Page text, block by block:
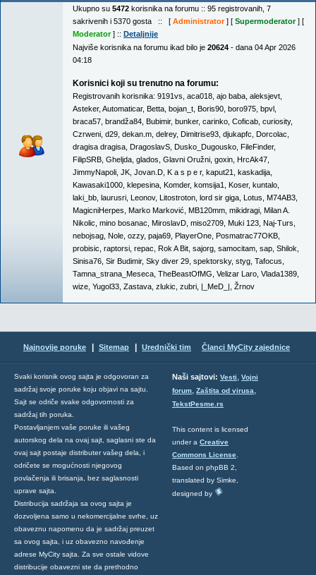
Ukupno su 5472 korisnika na forumu :: 95 registrovanih, 7
sakrivenih i 5370 gosta :: [ Administrator] [ Supermoderator] [
Moderator] :: Detaljnije
Najviše korisnika na forumu ikad bilo je 20624 - dana 04 Apr 2026
04:18
Korisnici koji su trenutno na forumu:
Registrovanih korisnika: 9191vs aca018 ajo baba aleksjevt
Asteker, Automaticar, Betta bojan_t Boris90 boro975 bpvl
braca57 brandža84 Bubimir, bunker, carinko Coficab curiosity,
Czrweni d29 dekan.m delrey, Dimitrise93 djukapfc Dorcolac
dragisa dragisa DragoslavS Dusko_Dugousko FileFinder,
FilipSRB Gheljda glados Glavni Oružni goxin HrcAk47
JimmyNapoli JK Jovan.D K a s p e r, kaput21 kaskadija
Kawasaki1000 klepesina Komder, komsija1 Koser, kuntalo
laki_bb laurusri Leonov, Litostroton lord sir giga Lotus M74AB3
MagicniHerpes Marko Marković MB120mm mikidragi Milan A.
Nikolic mino bosanac MiroslavD miso2709 Muki 123 Naj-Turs
nebojsag Nole ozzy, paja69 PlayerOne Posmatrac77OKB
probisic raptorsi repac Rok A Bit sajorg samocitam sap Shilok
Sinisa76 Sir Budimir, Sky diver 29 spektorsky, styg Tafocus
Tamna_strana_Meseca TheBeastOfMG Velizar Laro Vlada1389
wize Yugol33 Zastava zlukic zubri |_MeD_| Žrnov
Najnovije poruke Sitemap Urednički tim Članci MyCity zajednice
Svaki korisnik ovog sajta je odgovoran za
sadržaj svoje poruke koju objavi na sajtu.
Sajt se odriče svake odgovornosti za
sadržaj tih poruka.
Postavljanjem vaše poruke ili vašeg
autorskog dela na ovaj sajt, saglasni ste da
ovaj sajt postaje distributer vašeg dela, i
odričete se mogućnosti njegovog
povlačenja ili brisanja, bez saglasnosti
uprave sajta.
Distribucija sadržaja sa ovog sajta je
dozvoljena samo u nekomercijalne svrhe, uz
obaveznu napomenu da je sadržaj preuzet
sa ovog sajta, i uz obavezno navođenje
adrese MyCity sajta. Za sve ostale vidove
distribucije obavezni ste da prethodno
Naši sajtovi: Vesti, Vojni
forum, Zaštita od virusa,
TekstPesme.rs
This content is licensed
under a Creative
Commons License
Based on phpBB 2,
translated by Simke,
designed by